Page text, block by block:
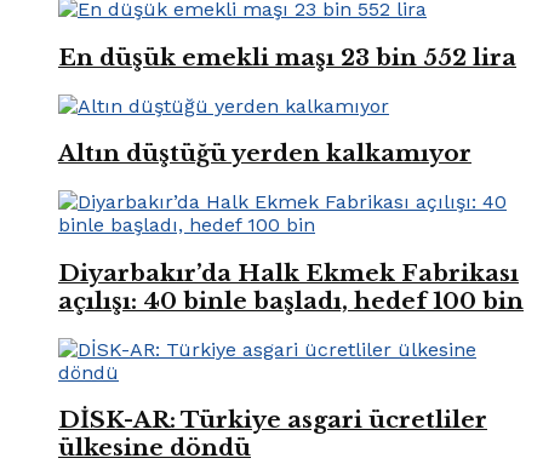
En düşük emekli maşı 23 bin 552 lira
Altın düştüğü yerden kalkamıyor
Diyarbakır’da Halk Ekmek Fabrikası
açılışı: 40 binle başladı, hedef 100 bin
DİSK-AR: Türkiye asgari ücretliler
ülkesine döndü